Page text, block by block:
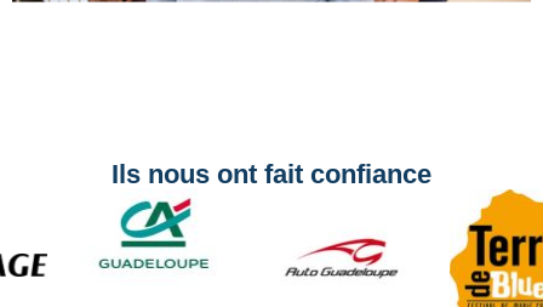
Ils nous ont fait confiance